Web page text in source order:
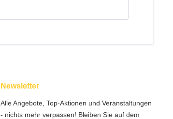
Newsletter
Alle Angebote, Top-Aktionen und Veranstaltungen
- nichts mehr verpassen! Bleiben Sie auf dem